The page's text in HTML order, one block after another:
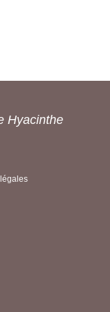
Hyacinthe